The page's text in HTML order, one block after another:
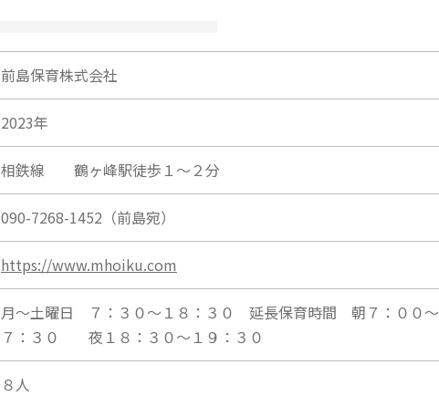
前島保育株式会社
2023年
相鉄線 鶴ヶ峰駅徒歩１～２分
090-7268-1452（前島宛）
https://www.mhoiku.com
月～土曜日 ７：３０～１８：３０ 延長保育時間 朝７：００～
７：３０ 夜１８：３０～１９：３０
８人